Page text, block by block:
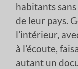
habitants
de leur pays.
l’intérieur,
à l’écoute,
autant un